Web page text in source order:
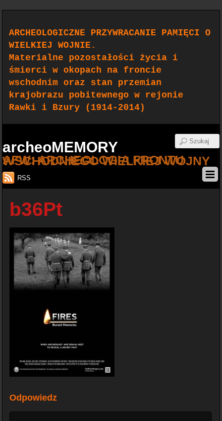
ARCHEOLOGICZNE PRZYWRACANIE PAMIĘCI O
WIELKIEJ WOJNIE.
Materialne pozostałości życia i
śmierci w okopach na froncie
wschodnim oraz stan przemian
krajobrazu pobitewnego w rejonie
Rawki i Bzury (1914-2014)
archeoMEMORY
AFW: ARCHEOLOGIA FRONTU WSCHODNIEGO WIELKIEJ WOJNY
RSS
b36Pt
Odpowiedz